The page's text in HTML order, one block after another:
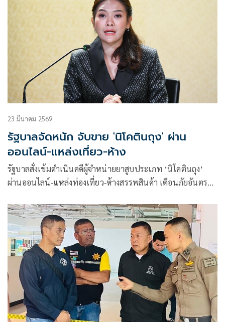
23 มีนาคม 2569
รัฐบาลจัดหนัก จับขาย 'นิโคตินถุง' ผ่าน
ออนไลน์-แหล่งเที่ยว-ห้าง
รัฐบาลสั่งเข้มดำเนินคดีผู้จำหน่ายยาสูบประเภท ‘นิโคตินถุง’
ผ่านออนไลน์-แหล่งท่องเที่ยว-ห้างสรรพสินค้า เตือนภัยอันตราย